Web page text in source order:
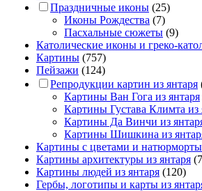
Праздничные иконы (25)
Иконы Рождества (7)
Пасхальные сюжеты (9)
Католические иконы и греко-
Картины (757)
Пейзажи (124)
Репродукции картин из янтаря
Картины Ван Гога из янтаря
Картины Густава Климта из
Картины Да Винчи из
Картины Шишкина из
Картины с цветами и натюрморты
Картины архитектуры из янтаря
Картины людей из янтаря (120)
Гербы, логотипы и карты из